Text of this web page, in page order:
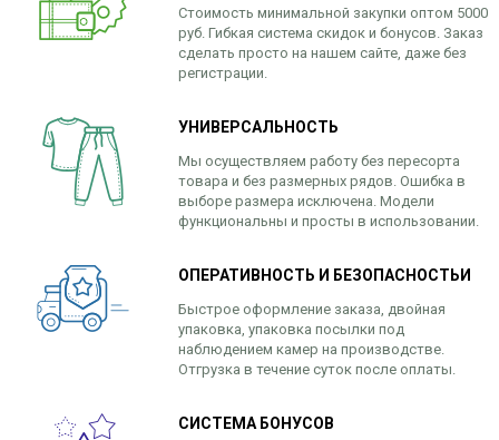
Стоимость минимальной закупки оптом 5000
руб. Гибкая система скидок и бонусов. Заказ
сделать просто на нашем сайте, даже без
регистрации.
УНИВЕРСАЛЬНОСТЬ
Мы осуществляем работу без пересорта
товара и без размерных рядов. Ошибка в
выборе размера исключена. Модели
функциональны и просты в использовании.
ОПЕРАТИВНОСТЬ И БЕЗОПАСНОСТЬИ
Быстрое оформление заказа, двойная
упаковка, упаковка посылки под
наблюдением камер на производстве.
Отгрузка в течение суток после оплаты.
СИСТЕМА БОНУСОВ